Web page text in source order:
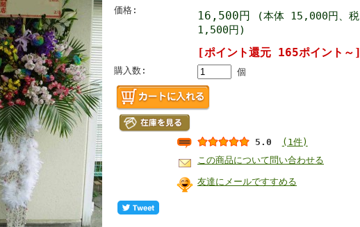
価格: 16,500円
(本体 15,000円、税
1,500円)
[ポイント還元 165ポイント～]
購入数: 個
5.0
(1件)
この商品について問い合わせる
友達にメールですすめる